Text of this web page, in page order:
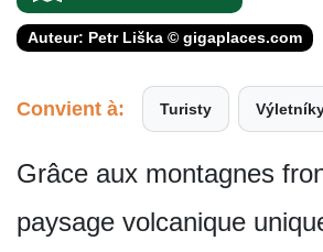
Auteur: Petr Liška © gigaplaces.com
Convient à: Turisty
Grâce aux montagnes
paysage volcanique